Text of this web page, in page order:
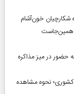
همین‌جاست
حضور در میز مذاکره
کشوری؛ نحوه مشاهده